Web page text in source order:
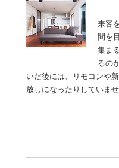
来客
間を
集ま
るの
いだ後には、リモコンや
放しになったりしていま